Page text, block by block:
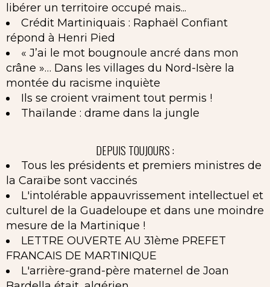
libérer un territoire occupé mais...
Crédit Martiniquais : Raphaël Confiant
répond à Henri Pied
« J’ai le mot bougnoule ancré dans mon
crâne »… Dans les villages du Nord-Isère la
montée du racisme inquiète
Ils se croient vraiment tout permis !
Thaïlande : drame dans la jungle
DEPUIS TOUJOURS :
Tous les présidents et premiers ministres de
la Caraïbe sont vaccinés
L'intolérable appauvrissement intellectuel et
culturel de la Guadeloupe et dans une moindre
mesure de la Martinique !
LETTRE OUVERTE AU 31ème PREFET
FRANCAIS DE MARTINIQUE
L'arrière-grand-père maternel de Joan